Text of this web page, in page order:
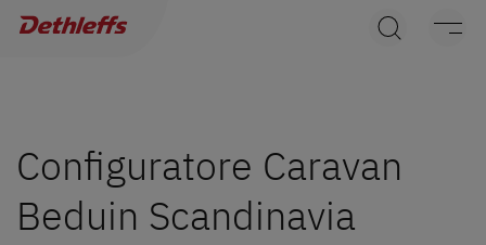
Camper
Camper Van
Configuratore Caravan
Beduin Scandinavia